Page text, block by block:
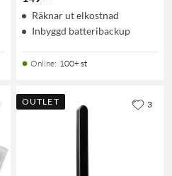
Räknar ut elkostnad
Inbyggd batteribackup
Online: 100+ st
OUTLET 3